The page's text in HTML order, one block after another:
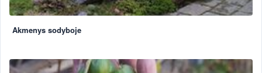
Akmenys sodyboje